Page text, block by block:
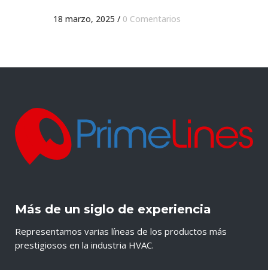
18 marzo, 2025 / 0 Comentarios
Más de un siglo de experiencia
Representamos varias líneas de los productos más
prestigiosos en la industria HVAC.